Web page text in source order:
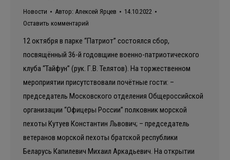
Новости Автор: Алексей Ярцев
14.10.2022
Оставить комментарий
12 октября в парке “Патриот” состоялся сбор,
посвящённый 36-й годовщине военно-патриотического
клуба “Тайфун” (рук. Г.В. Телятов). На торжественном
мероприятии присутствовали почётные гости: –
председатель Московского отделения Общероссийской
организации “Офицеры России” полковник морской
пехоты Кутуев Константин Львович; – председатель
ветеранов морской пехоты братской республики
Беларусь Капилевич Михаил Аркадьевич. На открытии